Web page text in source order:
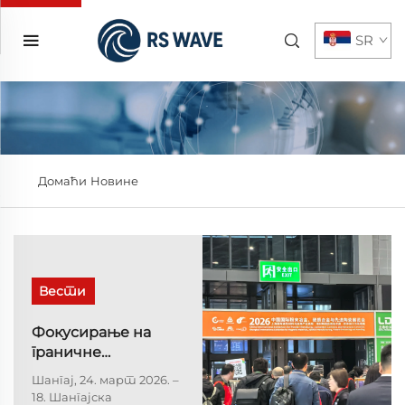
SR
Домаћи Новине
Вести
Фокусирање на
граничне
материјале,
изградња врхунског
Шангај, 24. март 2026. –
18. Шангајска